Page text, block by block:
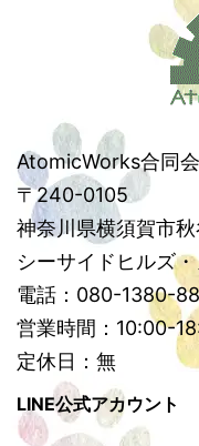
AtomicWorks合同
〒240-0105
神奈川県横須賀市秋
シーサイドヒルズ
電話：080-1380-
営業時間：10:00-
定休日：無
LINE公式アカウント